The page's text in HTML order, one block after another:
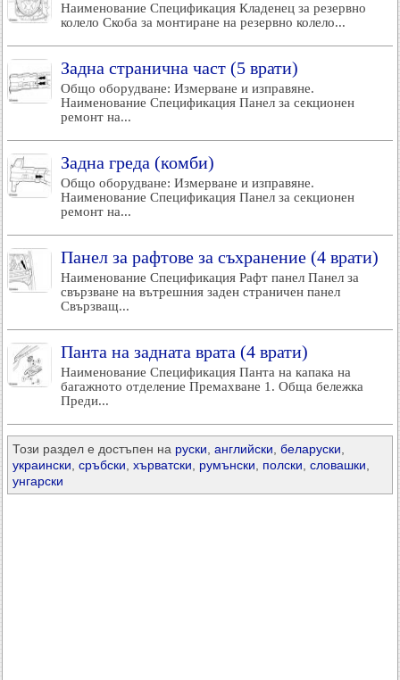
Наименование Спецификация Кладенец за резервно
колело Скоба за монтиране на резервно колело...
Задна странична част (5 врати)
Общо оборудване: Измерване и изправяне.
Наименование Спецификация Панел за секционен
ремонт на...
Задна греда (комби)
Общо оборудване: Измерване и изправяне.
Наименование Спецификация Панел за секционен
ремонт на...
Панел за рафтове за съхранение (4 врати)
Наименование Спецификация Рафт панел Панел за
свързване на вътрешния заден страничен панел
Свързващ...
Панта на задната врата (4 врати)
Наименование Спецификация Панта на капака на
багажното отделение Премахване 1. Обща бележка
Преди...
Този раздел е достъпен на руски английски беларуски
украински сръбски хърватски румънски полски словашки
унгарски